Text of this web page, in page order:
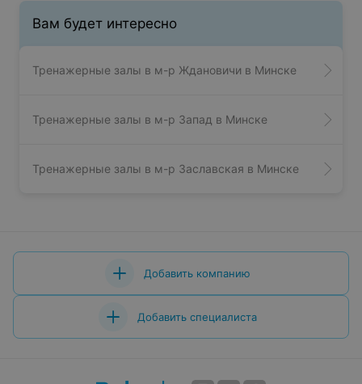
Вам будет интересно
Тренажерные залы в м-р Ждановичи в Минске
Тренажерные залы в м-р Запад в Минске
Тренажерные залы в м-р Заславская в Минске
Добавить компанию
Добавить специалиста